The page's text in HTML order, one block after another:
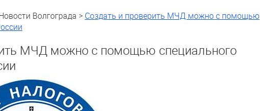
Волгограда > Создать и проверить МЧД можно с помощью
МЧД можно с помощью специального